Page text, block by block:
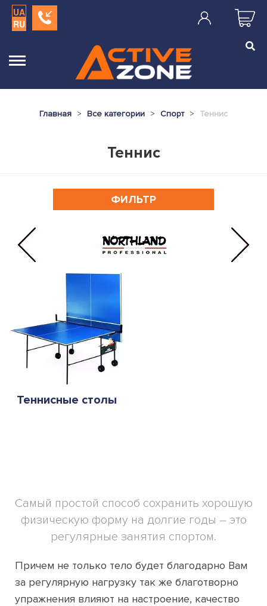
UA
RU
Главная Все категории Спорт Теннис
Теннис
ФИЛЬТР
Теннисные столы
Самый простой способ сохранить хорошую
физическую форму на долгие годы – это
регулярные занятия спортом.
Причем не только тело будет благодарно Вам
за регулярную нагрузку так же благотворно
упражнения влияют на настроение, качество